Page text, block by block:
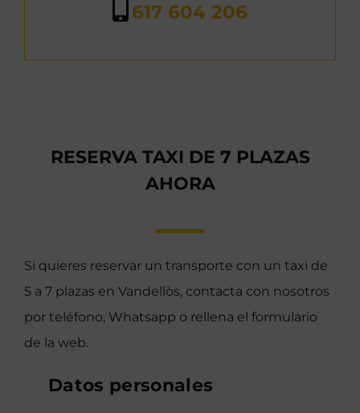
617 604 206
RESERVA TAXI DE 7 PLAZAS
AHORA
Si quieres reservar un transporte con un taxi de
5 a 7 plazas en Vandellòs, contacta con nosotros
por teléfono, Whatsapp o rellena el formulario
de la web.
Datos personales